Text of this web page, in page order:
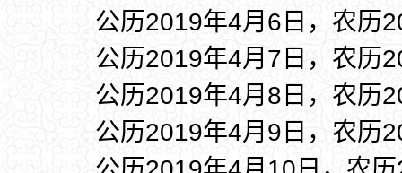
公历2019年4月6日，农历
公历2019年4月7日，农历
公历2019年4月8日，农历
公历2019年4月9日，农历